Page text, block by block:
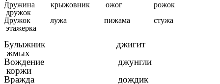
Дружина крыжовник ожог рожок
дружок
Дружок лужа пижама стужа
этажерка
Булыжник джигит
жмых
Вождение джунгли
коржи
Вражда дождик